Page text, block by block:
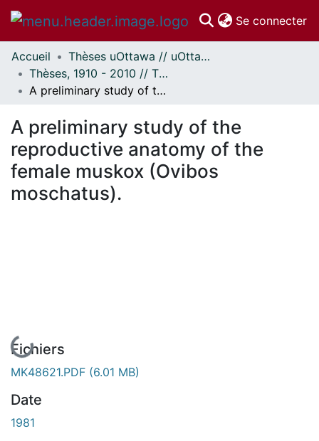
Se connecter
Communautés
et collections
Parcourir
À propos
Accueil
Thèses uOttawa // uOttawa Theses
Thèses, 1910 - 2010 // Theses, 1910 - 2010
A preliminary study of the reproductive anatomy of the female muskox (Ovibos moschatus).
A preliminary study of the
reproductive anatomy of the
female muskox (Ovibos
moschatus).
En cours de chargement...
Fichiers
MK48621.PDF (6.01 MB)
Date
1981